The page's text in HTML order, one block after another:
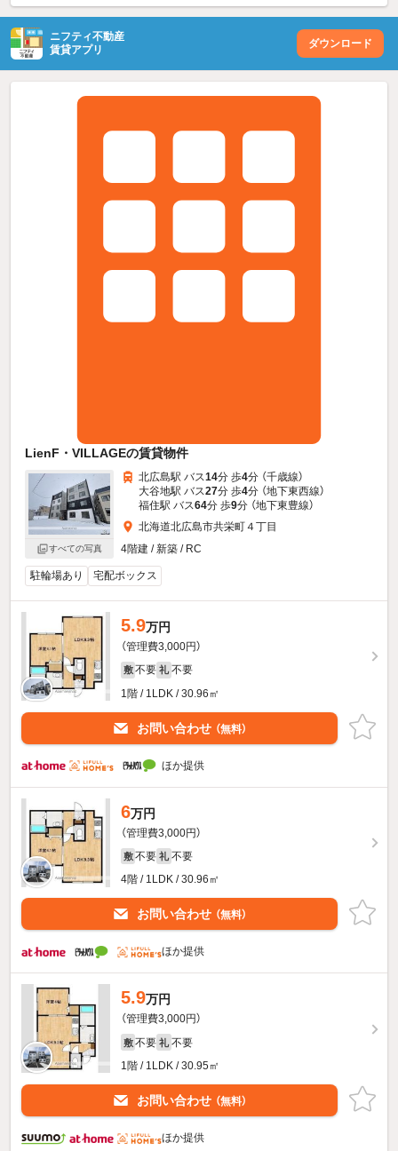
ニフティ不動産
賃貸アプリ
ダウンロード
LienF・VILLAGEの賃貸物件
すべての写真
北広島駅 バス14分 歩4分 （千歳線）
大谷地駅 バス27分 歩4分 （地下東西線）
福住駅 バス64分 歩9分 （地下東豊線）
北海道北広島市共栄町４丁目
4階建 / 新築 / RC
駐輪場あり 宅配ボックス
5.9万円
（管理費3,000円）
敷 不要 礼 不要
1階 / 1LDK / 30.96㎡
お問い合わせ （無料）
ほか提供
6万円
（管理費3,000円）
敷 不要 礼 不要
4階 / 1LDK / 30.96㎡
お問い合わせ （無料）
ほか提供
5.9万円
（管理費3,000円）
敷 不要 礼 不要
1階 / 1LDK / 30.95㎡
お問い合わせ （無料）
ほか提供